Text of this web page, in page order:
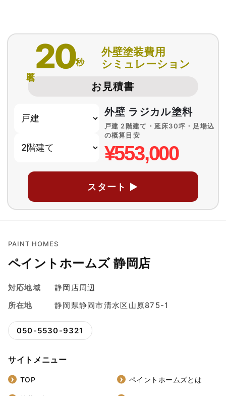
20秒
外壁塗装費用
シミュレーション
お見積書
外壁 ラジカル塗料
戸建 2階建て・延床30坪・足場込
の概算目安
¥553,000
スタート ▶
PAINT HOMES
ペイントホームズ 静岡店
対応地域
静岡店周辺
所在地
静岡県静岡市清水区山原875-1
050-5530-9321
サイトメニュー
TOP ペイントホームズとは